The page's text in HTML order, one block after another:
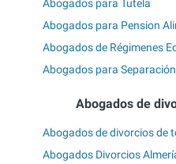
Abogados para Tutela
Abogados para Pension
Abogados de Régimenes
Abogados para
Abogados de
Abogados de divorcios de
Abogados Divorcios